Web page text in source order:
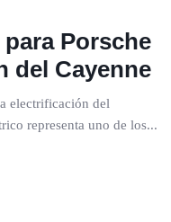
Porsche
del Cayenne
electrificación del
representa uno de los...